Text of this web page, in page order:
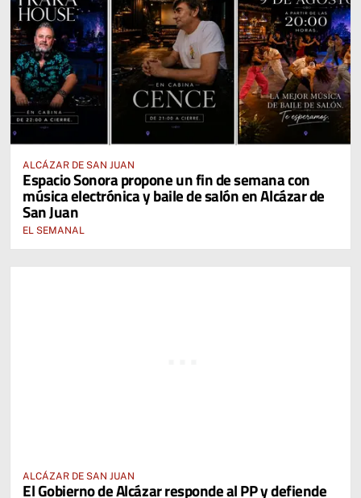
ALCÁZAR DE SAN JUAN
Espacio Sonora propone un fin de semana con
música electrónica y baile de salón en Alcázar de
San Juan
EL SEMANAL
ALCÁZAR DE SAN JUAN
El Gobierno de Alcázar responde al PP y defiende